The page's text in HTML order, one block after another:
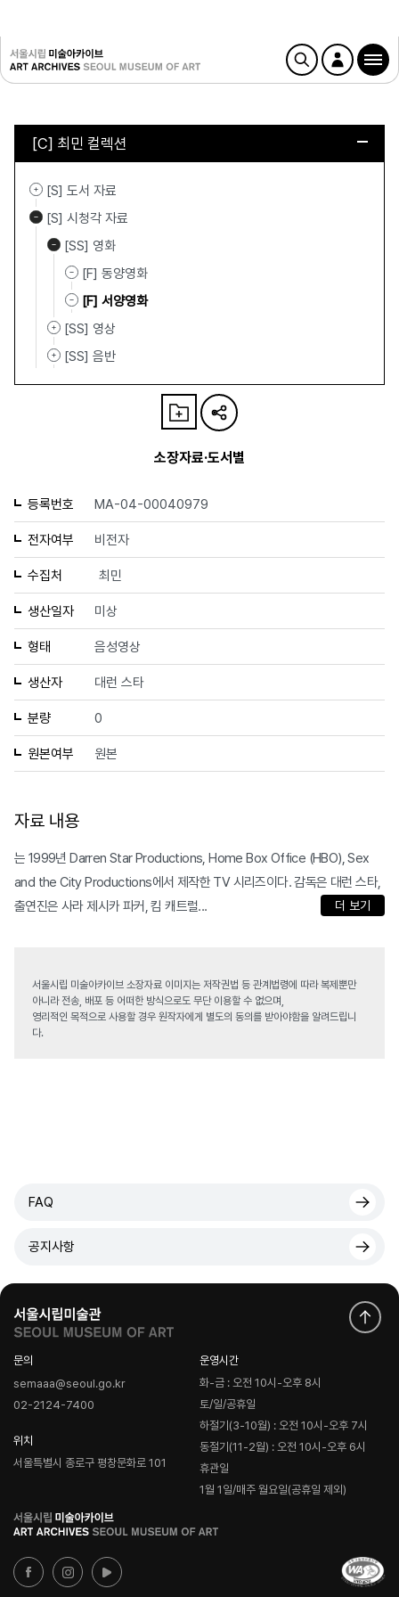
[C] 최민 컬렉션
[S] 도서 자료
[S] 시청각 자료
[SS] 영화
[F] 동양영화
[F] 서양영화
[SS] 영상
[SS] 음반
소장자료·도서별
등록번호 MA-04-00040979
전자여부 비전자
수집처 최민
생산일자 미상
형태 음성영상
생산자 대런 스타
분량 0
원본여부 원본
자료 내용
는 1999년 Darren Star Productions, Home Box Office (HBO), Sex
and the City Productions에서 제작한 TV 시리즈이다. 감독은 대런 스타,
출연진은 사라 제시카 파커, 킴 캐트럴...
더 보기
서울시립 미술아카이브 소장자료 이미지는 저작권법 등 관계법령에 따라 복제뿐만
아니라 전송, 배포 등 어떠한 방식으로도 무단 이용할 수 없으며,
영리적인 목적으로 사용할 경우 원작자에게 별도의 동의를 받아야함을 알려드립니
다.
FAQ
공지사항
문의
semaaa@seoul.go.kr
02-2124-7400
위치
서울특별시 종로구 평창문화로 101
운영시간
화-금 : 오전 10시-오후 8시
토/일/공휴일
하절기(3-10월) : 오전 10시-오후 7시
동절기(11-2월) : 오전 10시-오후 6시
휴관일
1월 1일/매주 월요일(공휴일 제외)
로
고